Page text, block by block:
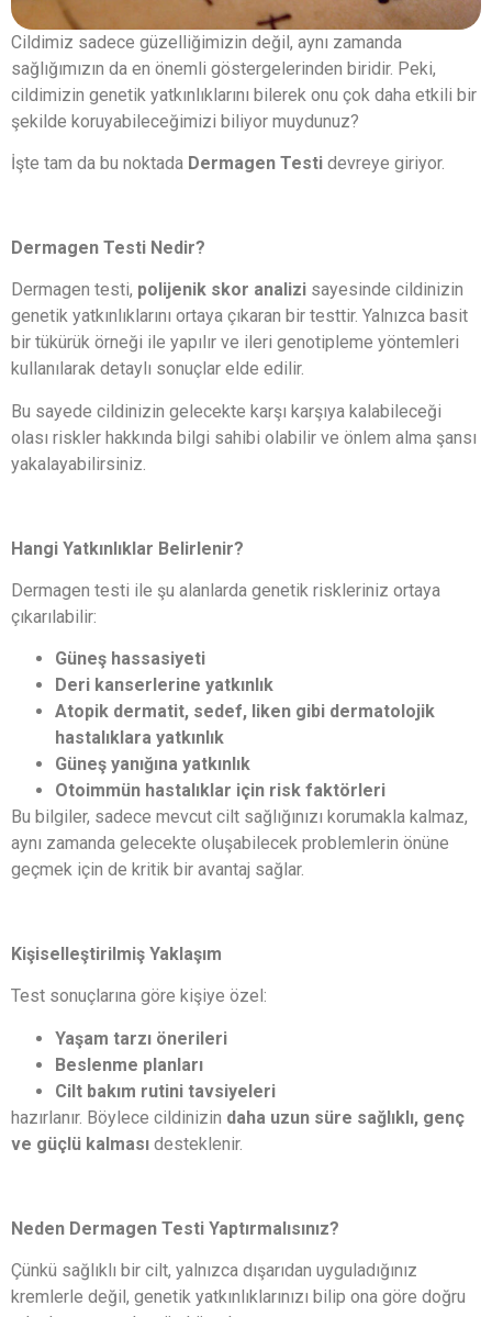
Cildimiz sadece güzelliğimizin değil, aynı zamanda
sağlığımızın da en önemli göstergelerinden biridir. Peki,
cildimizin genetik yatkınlıklarını bilerek onu çok daha etkili bir
şekilde koruyabileceğimizi biliyor muydunuz?
İşte tam da bu noktada Dermagen Testi devreye giriyor.
Dermagen Testi Nedir?
Dermagen testi, polijenik skor analizi sayesinde cildinizin
genetik yatkınlıklarını ortaya çıkaran bir testtir. Yalnızca basit
bir tükürük örneği ile yapılır ve ileri genotipleme yöntemleri
kullanılarak detaylı sonuçlar elde edilir.
Bu sayede cildinizin gelecekte karşı karşıya kalabileceği
olası riskler hakkında bilgi sahibi olabilir ve önlem alma şansı
yakalayabilirsiniz.
Hangi Yatkınlıklar Belirlenir?
Dermagen testi ile şu alanlarda genetik riskleriniz ortaya
çıkarılabilir:
Güneş hassasiyeti
Deri kanserlerine yatkınlık
Atopik dermatit, sedef, liken gibi dermatolojik
hastalıklara yatkınlık
Güneş yanığına yatkınlık
Otoimmün hastalıklar için risk faktörleri
Bu bilgiler, sadece mevcut cilt sağlığınızı korumakla kalmaz,
aynı zamanda gelecekte oluşabilecek problemlerin önüne
geçmek için de kritik bir avantaj sağlar.
Kişiselleştirilmiş Yaklaşım
Test sonuçlarına göre kişiye özel:
Yaşam tarzı önerileri
Beslenme planları
Cilt bakım rutini tavsiyeleri
hazırlanır. Böylece cildinizin daha uzun süre sağlıklı, genç
ve güçlü kalması desteklenir.
Neden Dermagen Testi Yaptırmalısınız?
Çünkü sağlıklı bir cilt, yalnızca dışarıdan uyguladığınız
kremlerle değil, genetik yatkınlıklarınızı bilip ona göre doğru